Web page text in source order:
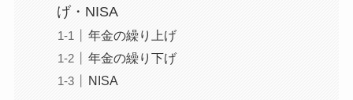
げ・NISA
年金の繰り上げ
年金の繰り下げ
NISA